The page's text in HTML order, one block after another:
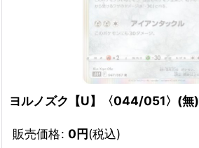
ヨルノズク【U】〈044/051〉(無)
販売価格: 0円(税込)